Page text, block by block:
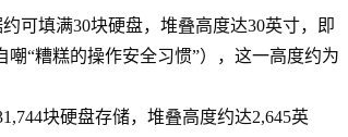
可填满30块硬盘，堆叠高度达30英寸，即
“糟糕的操作安全习惯”），这一高度约为
块硬盘存储，堆叠高度约达2,645英